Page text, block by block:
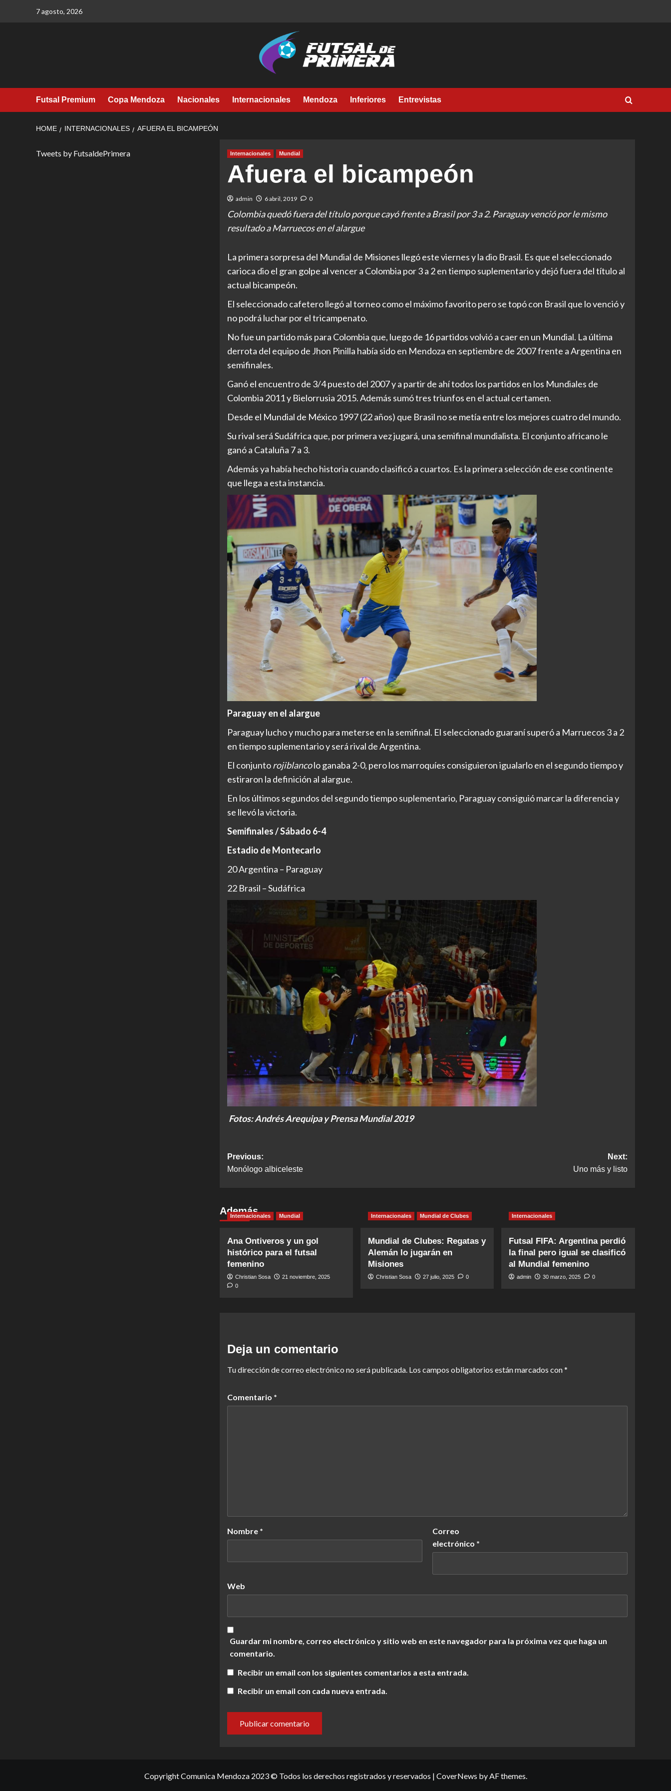
7 agosto, 2026
Futsal Premium Copa Mendoza Nacionales Internacionales Mendoza Inferiores Entrevistas
HOME INTERNACIONALES AFUERA EL BICAMPEÓN
Internacionales Mundial
Afuera el bicampeón
admin 6 abril, 2019 0
Colombia quedó fuera del título porque cayó frente a Brasil por 3 a 2. Paraguay venció por le mismo
resultado a Marruecos en el alargue
La primera sorpresa del Mundial de Misiones llegó este viernes y la dio Brasil. Es que el seleccionado
carioca dio el gran golpe al vencer a Colombia por 3 a 2 en tiempo suplementario y dejó fuera del título al
actual bicampeón.
El seleccionado cafetero llegó al torneo como el máximo favorito pero se topó con Brasil que lo venció y
no podrá luchar por el tricampenato.
No fue un partido más para Colombia que, luego de 16 partidos volvió a caer en un Mundial. La última
derrota del equipo de Jhon Pinilla había sido en Mendoza en septiembre de 2007 frente a Argentina en
semifinales.
Ganó el encuentro de 3/4 puesto del 2007 y a partir de ahí todos los partidos en los Mundiales de
Colombia 2011 y Bielorrusia 2015. Además sumó tres triunfos en el actual certamen.
Desde el Mundial de México 1997 (22 años) que Brasil no se metía entre los mejores cuatro del mundo.
Su rival será Sudáfrica que, por primera vez jugará, una semifinal mundialista. El conjunto africano le
ganó a Cataluña 7 a 3.
Además ya había hecho historia cuando clasificó a cuartos. Es la primera selección de ese continente
que llega a esta instancia.
Paraguay en el alargue
Paraguay lucho y mucho para meterse en la semifinal. El seleccionado guaraní superó a Marruecos 3 a 2
en tiempo suplementario y será rival de Argentina.
El conjuntorojiblancolo ganaba 2-0, pero los marroquíes consiguieron igualarlo en el segundo tiempo y
estiraron la definición al alargue.
En los últimos segundos del segundo tiempo suplementario, Paraguay consiguió marcar la diferencia y
se llevó la victoria.
Semifinales / Sábado 6-4
Estadio de Montecarlo
20 Argentina – Paraguay
22 Brasil – Sudáfrica
Fotos: Andrés Arequipa y Prensa Mundial 2019
Post
navigation
Previous:
Monólogo albiceleste
Next:
Uno más y listo
Además
Internacionales Mundial
Ana Ontiveros y un gol
histórico para el futsal
femenino
Christian Sosa
21 noviembre, 2025
0
Internacionales Mundial de Clubes
Mundial de Clubes: Regatas y
Alemán lo jugarán en
Misiones
Christian Sosa 27 julio, 2025 0
Internacionales
Futsal FIFA: Argentina perdió
la final pero igual se clasificó
al Mundial femenino
admin 30 marzo, 2025 0
Deja un comentario
Tu dirección de correo electrónico no será publicada. Los campos obligatorios están marcados con*
Comentario *
Nombre *
Correo
electrónico *
Web
Guardar mi nombre, correo electrónico y sitio web en este navegador para la próxima vez que haga un
comentario.
Recibir un email con los siguientes comentarios a esta entrada.
Recibir un email con cada nueva entrada.
Tweets by FutsaldePrimera
Copyright Comunica Mendoza 2023 © Todos los derechos registrados y reservados | CoverNews by AF themes.